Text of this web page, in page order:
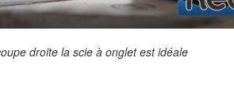
droite la scie à onglet est idéale